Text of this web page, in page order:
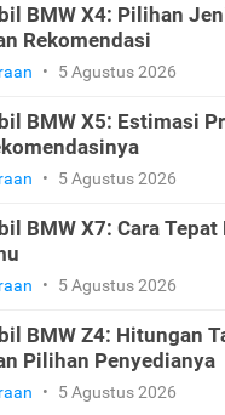
BMW X4: Pilihan
Rekomendasi
• 5 Agustus 2026
BMW X5: Estimasi
• 5 Agustus 2026
BMW X7: Cara
• 5 Agustus 2026
BMW Z4: Hitungan
Pilihan Penyedianya
• 5 Agustus 2026